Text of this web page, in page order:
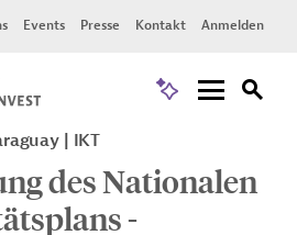
Events Presse Kontakt Anmelden
IKT
des Nationalen
-